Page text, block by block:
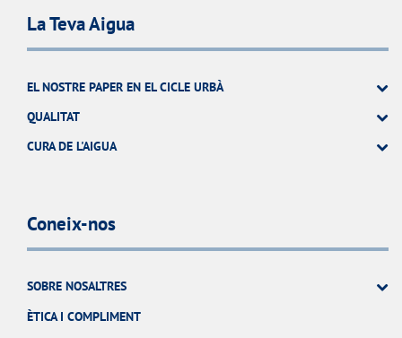
La Teva Aigua
EL NOSTRE PAPER EN EL CICLE URBÀ
QUALITAT
CURA DE L'AIGUA
Coneix-nos
SOBRE NOSALTRES
ÈTICA I COMPLIMENT